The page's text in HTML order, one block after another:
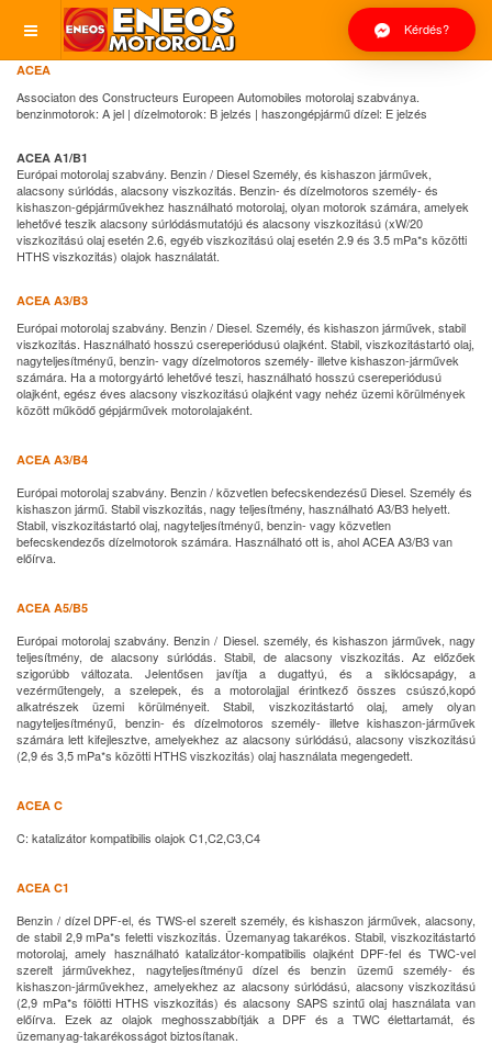
Kérdés?
ACEA
Associaton des Constructeurs Europeen Automobiles motorolaj szabványa.
benzinmotorok: A jel | dízelmotorok: B jelzés | haszongépjármű dízel: E jelzés
ACEA A1/B1
Európai motorolaj szabvány. Benzin / Diesel Személy, és kishaszon járművek,
alacsony súrlódás, alacsony viszkozitás. Benzin- és dízelmotoros személy- és
kishaszon-gépjárművekhez használható motorolaj, olyan motorok számára, amelyek
lehetővé teszik alacsony súrlódásmutatójú és alacsony viszkozitású (xW/20
viszkozitású olaj esetén 2.6, egyéb viszkozitású olaj esetén 2.9 és 3.5 mPa*s közötti
HTHS viszkozitás) olajok használatát.
ACEA A3/B3
Európai motorolaj szabvány. Benzin / Diesel. Személy, és kishaszon járművek, stabil
viszkozitás. Használható hosszú csereperiódusú olajként. Stabil, viszkozitástartó olaj,
nagyteljesítményű, benzin- vagy dízelmotoros személy- illetve kishaszon-járművek
számára. Ha a motorgyártó lehetővé teszi, használható hosszú csereperiódusú
olajként, egész éves alacsony viszkozitású olajként vagy nehéz üzemi körülmények
között működő gépjárművek motorolajaként.
ACEA A3/B4
Európai motorolaj szabvány. Benzin / közvetlen befecskendezésű Diesel. Személy és
kishaszon jármű. Stabil viszkozitás, nagy teljesítmény, használható A3/B3 helyett.
Stabil, viszkozitástartó olaj, nagyteljesítményű, benzin- vagy közvetlen
befecskendezős dízelmotorok számára. Használható ott is, ahol ACEA A3/B3 van
előírva.
ACEA A5/B5
Európai motorolaj szabvány. Benzin / Diesel. személy, és kishaszon járművek, nagy
teljesítmény, de alacsony súrlódás. Stabil, de alacsony viszkozitás. Az előzőek
szigorúbb változata. Jelentősen javítja a dugattyú, és a siklócsapágy, a
vezérműtengely, a szelepek, és a motorolajjal érintkező összes csúszó,kopó
alkatrészek üzemi körülményeit. Stabil, viszkozitástartó olaj, amely olyan
nagyteljesítményű, benzin- és dízelmotoros személy- illetve kishaszon-járművek
számára lett kifejlesztve, amelyekhez az alacsony súrlódású, alacsony viszkozitású
(2,9 és 3,5 mPa*s közötti HTHS viszkozitás) olaj használata megengedett.
ACEA C
C: katalizátor kompatibilis olajok C1,C2,C3,C4
ACEA C1
Benzin / dízel DPF-el, és TWS-el szerelt személy, és kishaszon járművek, alacsony,
de stabil 2,9 mPa*s feletti viszkozitás. Üzemanyag takarékos. Stabil, viszkozitástartó
motorolaj, amely használható katalizátor-kompatibilis olajként DPF-fel és TWC-vel
szerelt járművekhez, nagyteljesítményű dízel és benzin üzemű személy- és
kishaszon-járművekhez, amelyekhez az alacsony súrlódású, alacsony viszkozitású
(2,9 mPa*s fölötti HTHS viszkozitás) és alacsony SAPS szintű olaj használata van
előírva. Ezek az olajok meghosszabbítják a DPF és a TWC élettartamát, és
üzemanyag-takarékosságot biztosítanak.